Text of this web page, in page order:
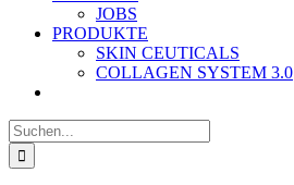
JOBS
PRODUKTE
SKIN CEUTICALS
COLLAGEN SYSTEM 3.0
Suche
nach: